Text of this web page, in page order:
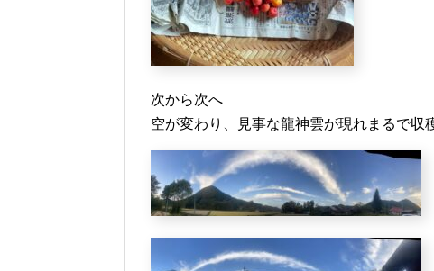
次から次へ
空が変わり、見事な龍神雲が現れまるで収